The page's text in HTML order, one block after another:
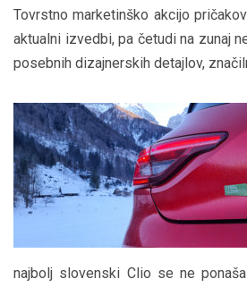
Tovrstno marketinško akcijo
aktualni izvedbi, pa četudi na zunaj
posebnih dizajnerskih detajlov,
najbolj slovenski Clio se ne